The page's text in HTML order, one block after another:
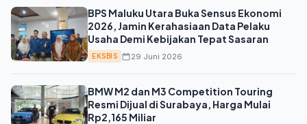
BPS Maluku Utara Buka Sensus Ekonomi
2026, Jamin Kerahasiaan Data Pelaku
Usaha Demi Kebijakan Tepat Sasaran
EKSBIS 29 Juni 2026
BMW M2 dan M3 Competition Touring
Resmi Dijual di Surabaya, Harga Mulai
Rp2,165 Miliar